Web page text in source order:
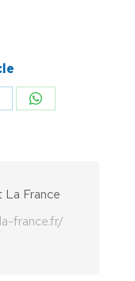
Partager
La France
france.fr/